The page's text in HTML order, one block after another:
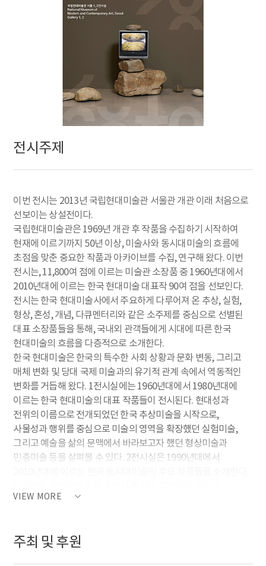
전시주제
이번 전시는 2013년 국립현대미술관 서울관 개관 이래 처음으로
선보이는 상설전이다.
국립현대미술관은 1969년 개관 후 작품을 수집하기 시작하여
현재에 이르기까지 50년 이상, 미술사와 동시대미술의 흐름에
초점을 맞춘 중요한 작품과 아카이브를 수집, 연구해 왔다. 이번
전시는, 11,800여 점에 이르는 미술관 소장품 중 1960년대에서
2010년대에 이르는 한국 현대미술 대표작 90여 점을 선보인다.
전시는 한국 현대미술사에서 주요하게 다루어져 온 추상, 실험,
형상, 혼성, 개념, 다큐멘터리와 같은 소주제를 중심으로 선별된
대표 소장품들을 통해, 국내외 관객들에게 시대에 따른 한국
현대미술의 흐름을 다층적으로 소개한다.
한국 현대미술은 한국의 특수한 사회 상황과 문화 변동, 그리고
매체 변화 및 당대 국제 미술과의 유기적 관계 속에서 역동적인
변화를 거듭해 왔다. 1전시실에는 1960년대에서 1980년대에
이르는 한국 현대미술의 대표 작품들이 전시된다. 현대성과
전위의 이름으로 전개되었던 한국 추상미술을 시작으로,
사물성과 행위를 중심으로 미술의 영역을 확장했던 실험미술,
그리고 예술을 삶의 문맥에서 바라보고자 했던 형상미술과
민중미술 등을 살펴볼 수 있다. 2전시실은 1990년대에서
본격적으로 주목받았던 한국 작가들의 대표 작품들을 비롯하여,
만날 수 있다.
VIEW MORE
주최 및 후원